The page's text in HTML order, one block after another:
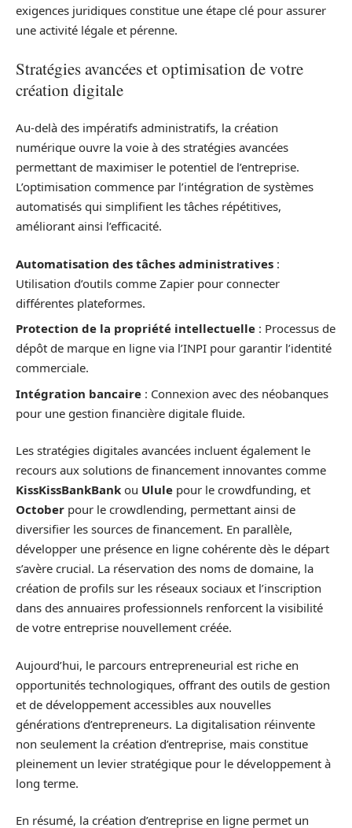
exigences juridiques constitue une étape clé pour assurer
une activité légale et pérenne.
Stratégies avancées et optimisation de votre
création digitale
Au-delà des impératifs administratifs, la création
numérique ouvre la voie à des stratégies avancées
permettant de maximiser le potentiel de l’entreprise.
L’optimisation commence par l’intégration de systèmes
automatisés qui simplifient les tâches répétitives,
améliorant ainsi l’efficacité.
Automatisation des tâches administratives :
Utilisation d’outils comme Zapier pour connecter
différentes plateformes.
Protection de la propriété intellectuelle : Processus de
dépôt de marque en ligne via l’INPI pour garantir l’identité
commerciale.
Intégration bancaire : Connexion avec des néobanques
pour une gestion financière digitale fluide.
Les stratégies digitales avancées incluent également le
recours aux solutions de financement innovantes comme
KissKissBankBank ou Ulule pour le crowdfunding, et
October pour le crowdlending, permettant ainsi de
diversifier les sources de financement. En parallèle,
développer une présence en ligne cohérente dès le départ
s’avère crucial. La réservation des noms de domaine, la
création de profils sur les réseaux sociaux et l’inscription
dans des annuaires professionnels renforcent la visibilité
de votre entreprise nouvellement créée.
Aujourd’hui, le parcours entrepreneurial est riche en
opportunités technologiques, offrant des outils de gestion
et de développement accessibles aux nouvelles
générations d’entrepreneurs. La digitalisation réinvente
non seulement la création d’entreprise, mais constitue
pleinement un levier stratégique pour le développement à
long terme.
En résumé, la création d’entreprise en ligne permet un